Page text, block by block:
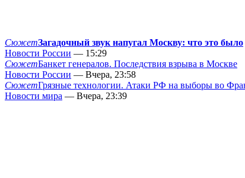
СюжетЗагадочный звук напугал Москву: что это было
Новости России — 15:29
СюжетБанкет генералов. Последствия взрыва в Москве
Новости России — Вчера, 23:58
СюжетГрязные технологии. Атаки РФ на выборы во
Новости мира — Вчера, 23:39